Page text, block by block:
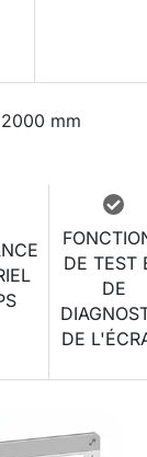
DE TEST
DE
DE